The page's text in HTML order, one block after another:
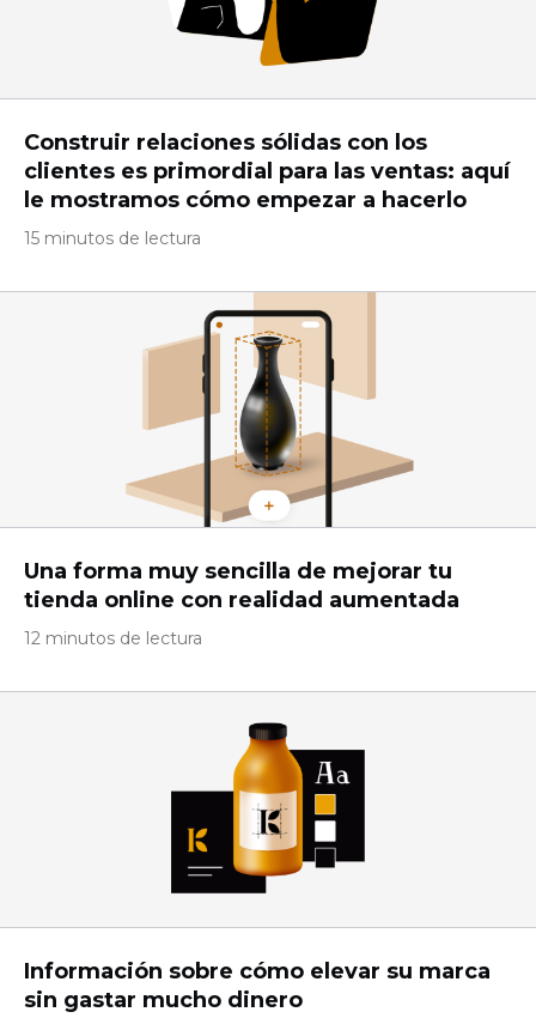
Construir relaciones sólidas con los
clientes es primordial para las ventas: aquí
le mostramos cómo empezar a hacerlo
15 minutos de lectura
Una forma muy sencilla de mejorar tu
tienda online con realidad aumentada
12 minutos de lectura
Información sobre cómo elevar su marca
sin gastar mucho dinero